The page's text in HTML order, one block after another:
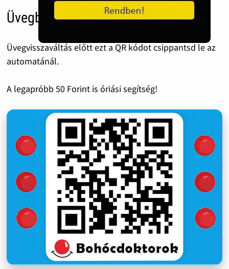
Üvegbetét díj
Üvegvisszaváltás előtt ezt a QR kódot csippantsd le az
automatánál.
A legapróbb 50 Forint is óriási segítség!